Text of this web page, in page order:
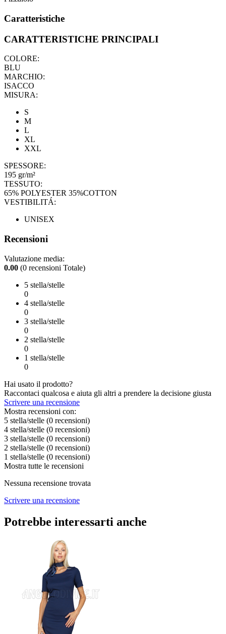
Caratteristiche
CARATTERISTICHE PRINCIPALI
COLORE:
BLU
MARCHIO:
ISACCO
MISURA:
S
M
L
XL
XXL
SPESSORE:
195 gr/m²
TESSUTO:
65% POLYESTER 35%COTTON
VESTIBILITÁ:
UNISEX
Recensioni
Valutazione media:
0.00 (0 recensioni Totale)
5 stella/stelle
0
4 stella/stelle
0
3 stella/stelle
0
2 stella/stelle
0
1 stella/stelle
0
Hai usato il prodotto?
Raccontaci qualcosa e aiuta gli altri a prendere la decisione giusta
Scrivere una recensione
Mostra recensioni con:
5 stella/stelle (0 recensioni)
4 stella/stelle (0 recensioni)
3 stella/stelle (0 recensioni)
2 stella/stelle (0 recensioni)
1 stella/stelle (0 recensioni)
Mostra tutte le recensioni
Nessuna recensione trovata
Scrivere una recensione
Potrebbe interessarti anche